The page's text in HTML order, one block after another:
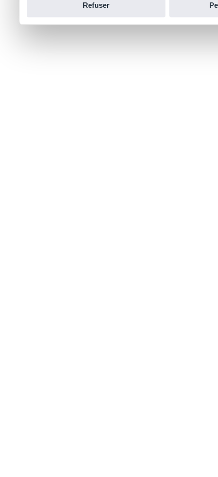
Refuser